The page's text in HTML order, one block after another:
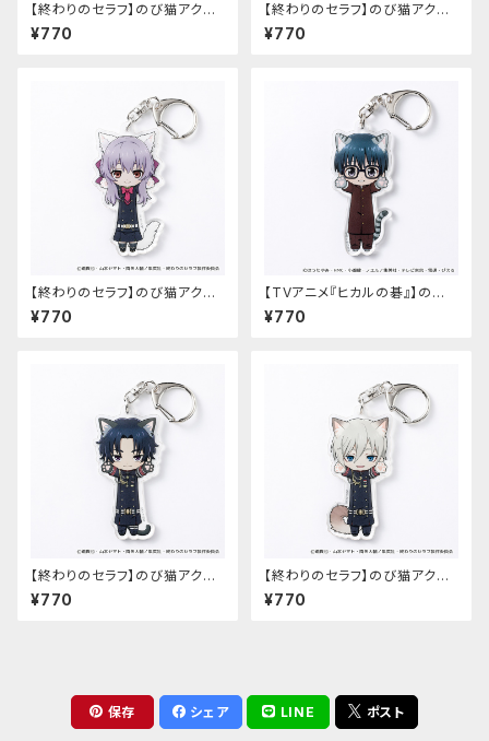
【終わりのセラフ】のび猫アクリ
ルキーホルダー（百夜優一郎）
¥770
【終わりのセラフ】のび猫アクリ
ルキーホルダー（百夜ミカエラ）
¥770
【終わりのセラフ】のび猫アクリ
ルキーホルダー（柊シノア）
¥770
【TVアニメ『ヒカルの碁』】のび
猫アクリルキーホルダー（筒井
公宏）
¥770
【終わりのセラフ】のび猫アクリ
ルキーホルダー（一瀬グレン）
¥770
【終わりのセラフ】のび猫アクリ
ルキーホルダー（柊深夜）
¥770
保存 シェア LINE ポスト